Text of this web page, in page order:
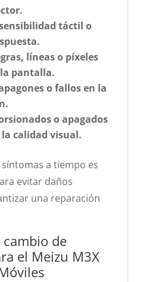
táctil o
líneas o píxeles
pantalla.
o fallos en la
o apagados
calidad visual.
a tiempo es
evitar daños
una reparación
cambio de
el Meizu M3X